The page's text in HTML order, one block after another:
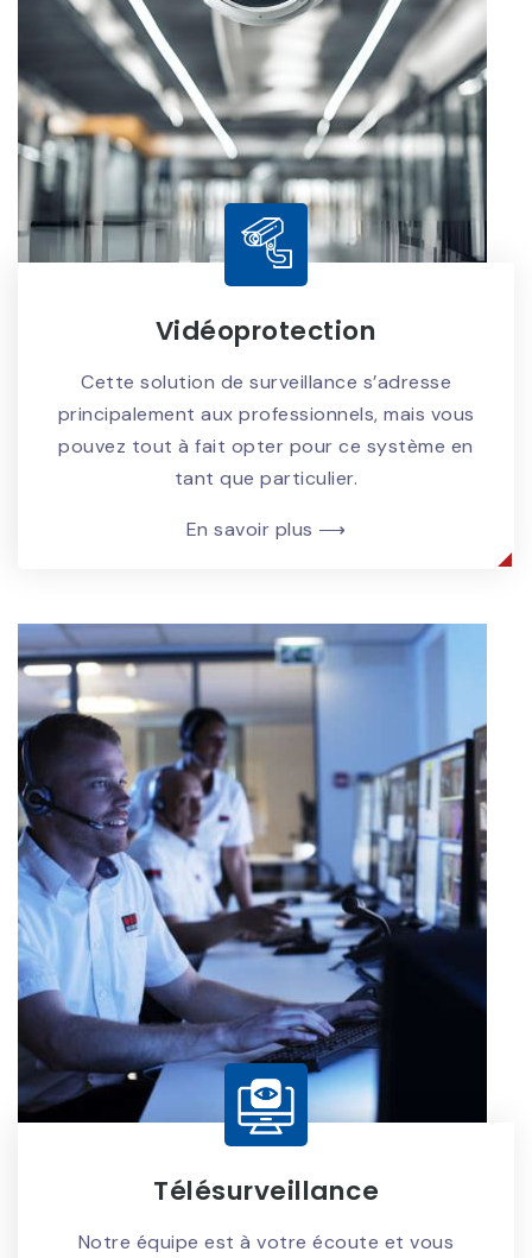
Vidéoprotection
Cette solution de surveillance s’adresse
principalement aux professionnels, mais vous
pouvez tout à fait opter pour ce système en
tant que particulier.
En savoir plus ⟶
Télésurveillance
Notre équipe est à votre écoute et vous